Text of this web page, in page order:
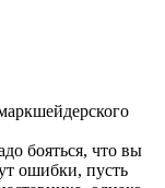
бояться, что вы
ошибки, пусть